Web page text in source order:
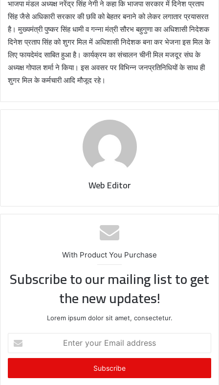
भाजपा मंडल अध्यक्ष नरेंद्र सिंह नेगी ने कहा कि भाजपा सरकार में दिनेश प्रताप
सिंह जैसे अधिकारी सरकार की छवि को बेहतर बनाने को लेकर लगातार प्रयासरत
है। मुख्यमंत्री पुष्कर सिंह धामी व गन्ना मंत्री सौरभ बहुगुणा का अधिशासी निदेशक
दिनेश प्रताप सिंह को शुगर मिल में अधिशासी निदेशक बना कर भेजना इस मिल के
लिए फायदेमंद साबित हुआ है। कार्यक्रम का संचालन चीनी मिल मजदूर संघ के
अध्यक्ष गोपाल शर्मा ने किया। इस अवसर पर विभिन्न जनप्रतिनिधियों के साथ ही
शुगर मिल के कर्मचारी आदि मौजूद रहे।
Web Editor
With Product You Purchase
Subscribe to our mailing list to get
the new updates!
Lorem ipsum dolor sit amet, consectetur.
t
r